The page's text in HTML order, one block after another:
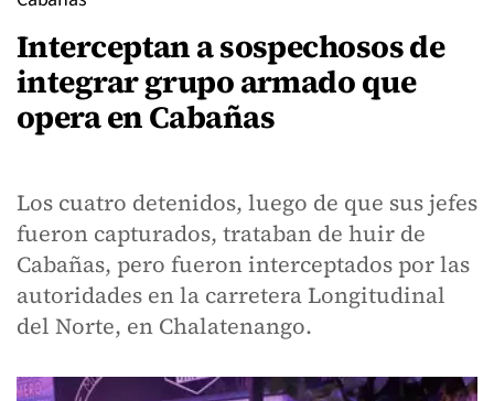
Interceptan a sospechosos de
integrar grupo armado que
opera en Cabañas
Los cuatro detenidos, luego de que sus jefes
fueron capturados, trataban de huir de
Cabañas, pero fueron interceptados por las
autoridades en la carretera Longitudinal
del Norte, en Chalatenango.